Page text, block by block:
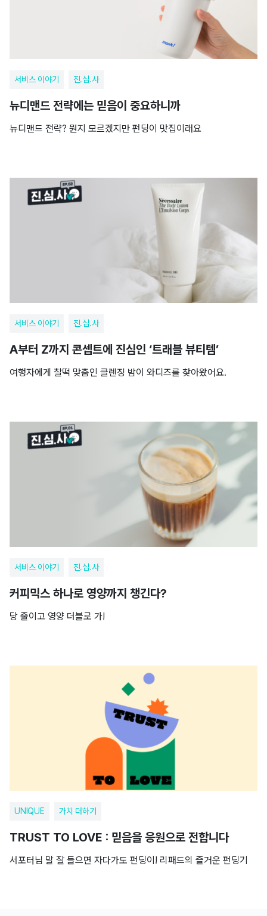
서비스 이야기 진.심.사
뉴디맨드 전략에는 믿음이 중요하니까
뉴디맨드 전략? 뭔지 모르겠지만 펀딩이 맛집이래요
서비스 이야기 진.심.사
A부터 Z까지 콘셉트에 진심인 ‘트래블 뷰티템’
여행자에게 찰떡 맞춤인 클렌징 밤이 와디즈를 찾아왔어요.
서비스 이야기 진.심.사
커피믹스 하나로 영양까지 챙긴다?
당 줄이고 영양 더블로 가!
UNIQUE 가치 더하기
TRUST TO LOVE : 믿음을 응원으로 전합니다
서포터님 말 잘 들으면 자다가도 펀딩이! 리패드의 즐거운 펀딩기